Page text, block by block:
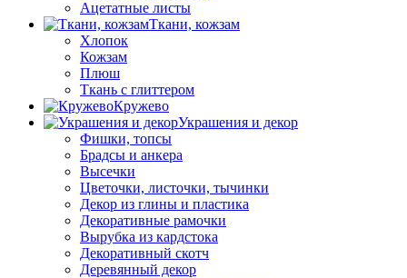
Ацетатные листы
Ткани, кожзам
Хлопок
Кожзам
Плюш
Ткань с глиттером
Кружево
Украшения и декор
Фишки, топсы
Брадсы и анкера
Высечки
Цветочки, листочки, тычинки
Декор из глины и пластика
Декоративные рамочки
Вырубка из кардстока
Декоративный скотч
Деревянный декор